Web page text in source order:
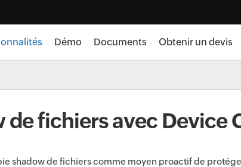
Démo Documents Obtenir un devis
de fichiers avec Device
shadow de fichiers comme moyen proactif de